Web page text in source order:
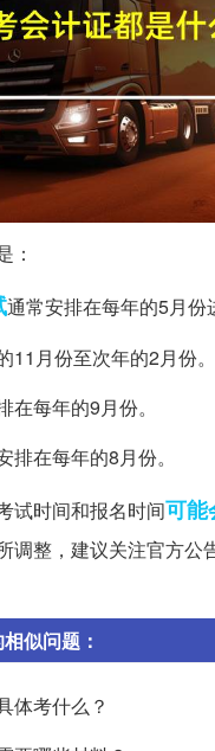
：
通常安排在每年的5月份
11月份至次年的2月份。
在每年的9月份。
排在每年的8月份。
试时间和报名时间可能
调整，建议关注官方公
似问题：
体考什么？